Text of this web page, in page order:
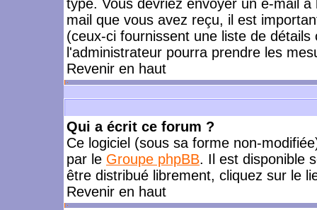
type. Vous devriez envoyer un e-mail
mail que vous avez reçu, il est
(ceux-ci fournissent une liste de
l'administrateur pourra prendre les
Revenir en haut
Qui a écrit ce forum ?
Ce logiciel (sous sa forme non-
par le Groupe phpBB. Il est disponible
être distribué librement, cliquez sur le
Revenir en haut